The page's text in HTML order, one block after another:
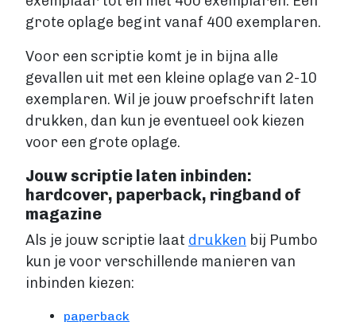
grote oplage begint vanaf 400 exemplaren.
Voor een scriptie komt je in bijna alle
gevallen uit met een kleine oplage van 2-10
exemplaren. Wil je jouw proefschrift laten
drukken, dan kun je eventueel ook kiezen
voor een grote oplage.
Jouw scriptie laten inbinden:
hardcover, paperback, ringband of
magazine
Als je jouw scriptie laat drukken bij Pumbo
kun je voor verschillende manieren van
inbinden kiezen:
paperback